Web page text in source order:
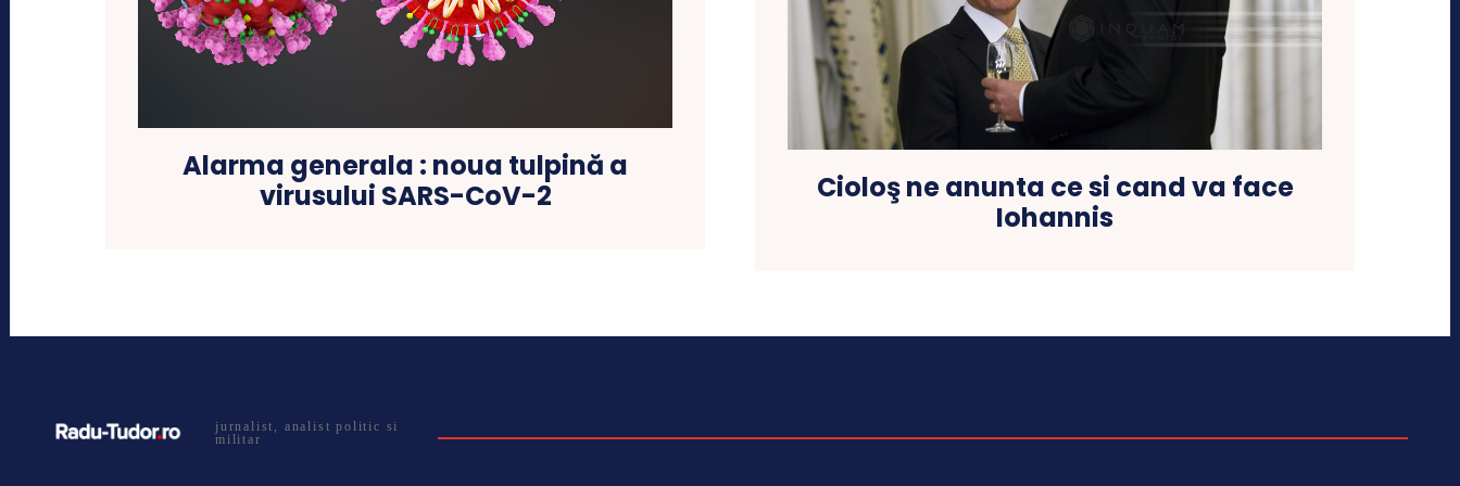
Alarma generala : noua tulpină a
virusului SARS-CoV-2
Cioloş ne anunta ce si cand va face
Iohannis
jurnalist, analist politic si
militar